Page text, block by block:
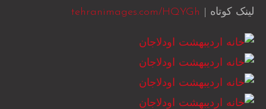
لینک کوتاه |
tehranimages.com/HQYGh